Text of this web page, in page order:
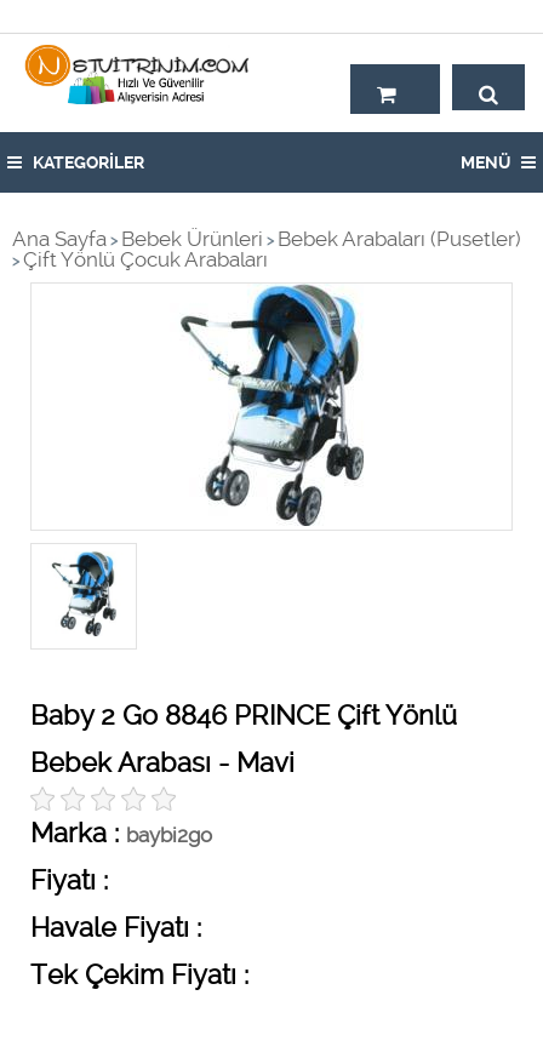
KATEGORİLER MENÜ
Ana Sayfa > Bebek Ürünleri > Bebek Arabaları (Pusetler)
> Çift Yönlü Çocuk Arabaları
Baby 2 Go 8846 PRINCE Çift Yönlü
Bebek Arabası - Mavi
Marka : baybi2go
Fiyatı :
Havale Fiyatı :
Tek Çekim Fiyatı :